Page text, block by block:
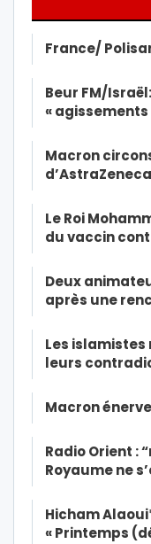
France/
Beur FM/
«
Macron
Le Roi
du vaccin
Deux
après une
Les
leurs
Macron
Radio Orient :
Royaume ne
Hicham
« Printemps